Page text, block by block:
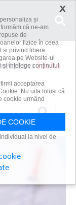
lista
×
și
că ne-am
de
fizice în ceea
și privind libera
pe Website-ul
și înțelege conținutul
acceptarea
Nu uita totuși că
cookie urmând
COOKIE
la nivel de